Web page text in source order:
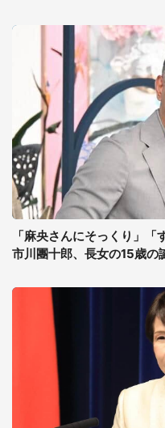
「麻央さんにそっくり」
市川團十郎、長女の15歳の